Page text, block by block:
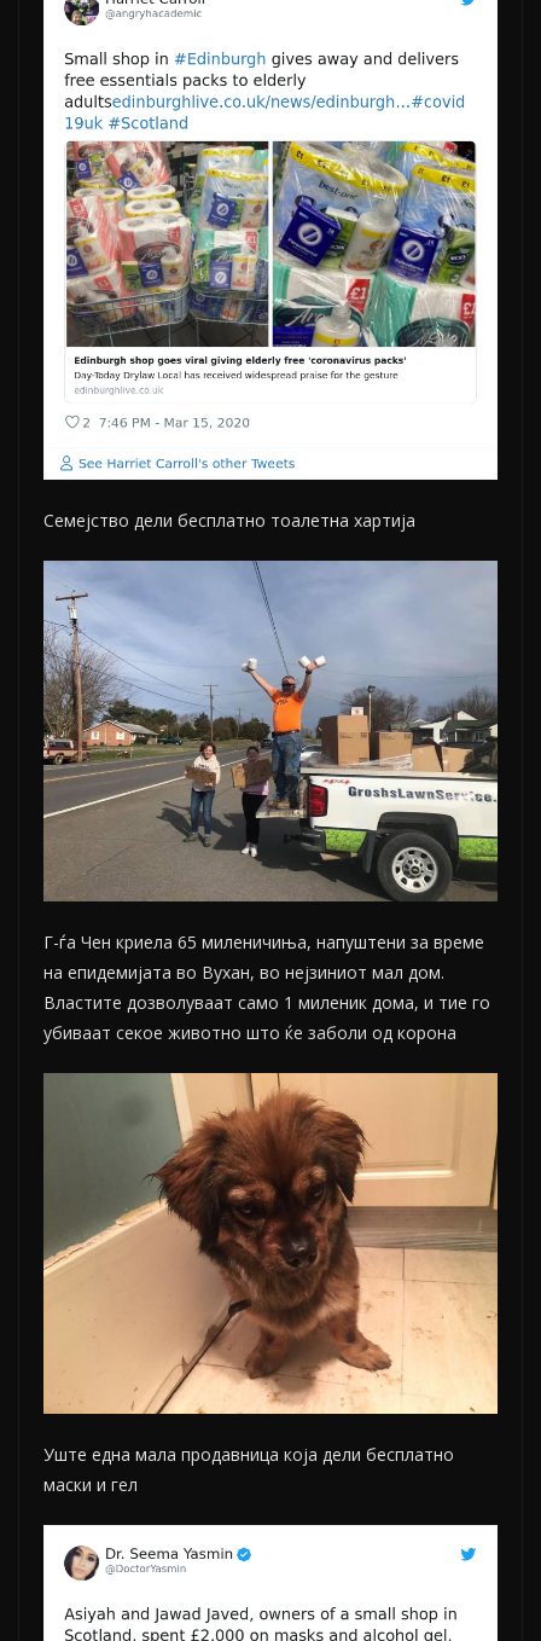
Семејство дели бесплатно тоалетна хартија
Г-ѓа Чен криела 65 миленичиња, напуштени за време
на епидемијата во Вухан, во нејзиниот мал дом.
Властите дозволуваат само 1 миленик дома, и тие го
убиваат секое животно што ќе заболи од корона
Уште една мала продавница која дели бесплатно
маски и гел